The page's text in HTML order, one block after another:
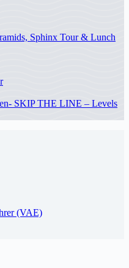
Sphinx Tour & Lunch
SKIP THE LINE – Levels
(VAE)